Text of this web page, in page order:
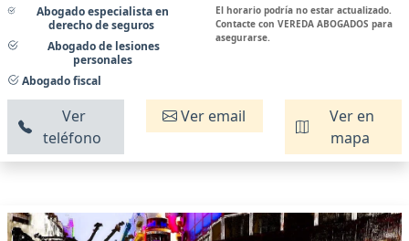
Abogado especialista en
derecho de seguros
Abogado de lesiones
personales
Abogado fiscal
El horario podría no estar actualizado.
Contacte con VEREDA ABOGADOS para
asegurarse.
Ver
teléfono
Ver email
Ver en
mapa